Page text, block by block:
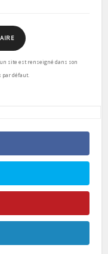
site est renseigné dans son
par défaut.